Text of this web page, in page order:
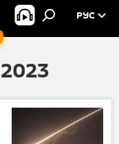
РУС